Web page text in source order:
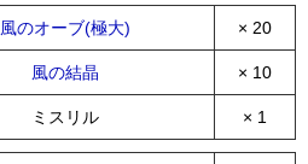
風のオーブ(極大) × 20
風の結晶 × 10
ミスリル × 1